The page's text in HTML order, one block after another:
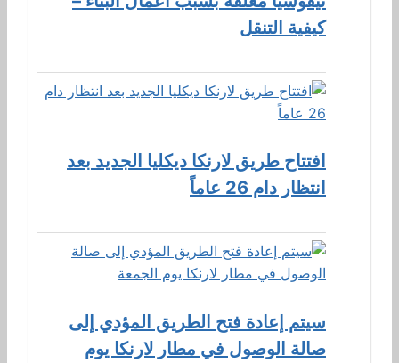
كيفية التنقل
افتتاح طريق لارنكا ديكليا الجديد بعد
انتظار دام 26 عاماً
سيتم إعادة فتح الطريق المؤدي إلى
صالة الوصول في مطار لارنكا يوم